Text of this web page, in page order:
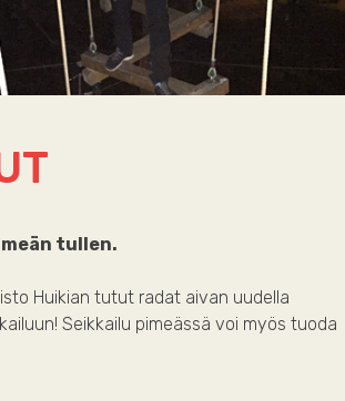
tullen.
Huikian tutut radat aivan uudella
Seikkailu pimeässä voi myös tuoda